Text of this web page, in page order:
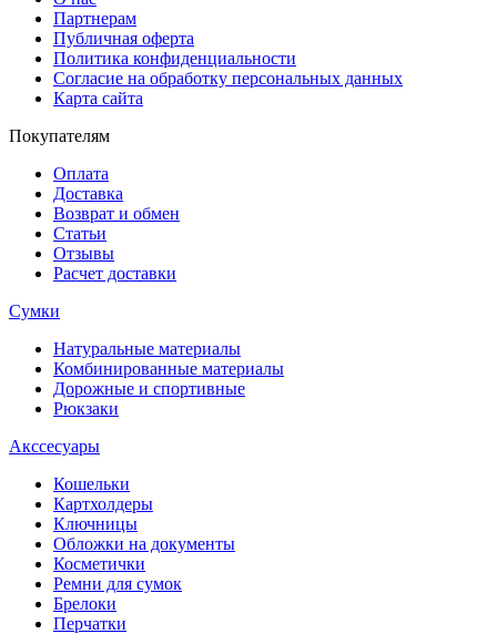
Партнерам
Публичная оферта
Политика конфиденциальности
Согласие на обработку персональных данных
Карта сайта
Покупателям
Оплата
Доставка
Возврат и обмен
Статьи
Отзывы
Расчет доставки
Сумки
Натуральные материалы
Комбинированные материалы
Дорожные и спортивные
Рюкзаки
Акссесуары
Кошельки
Картхолдеры
Ключницы
Обложки на документы
Косметички
Ремни для сумок
Брелоки
Перчатки